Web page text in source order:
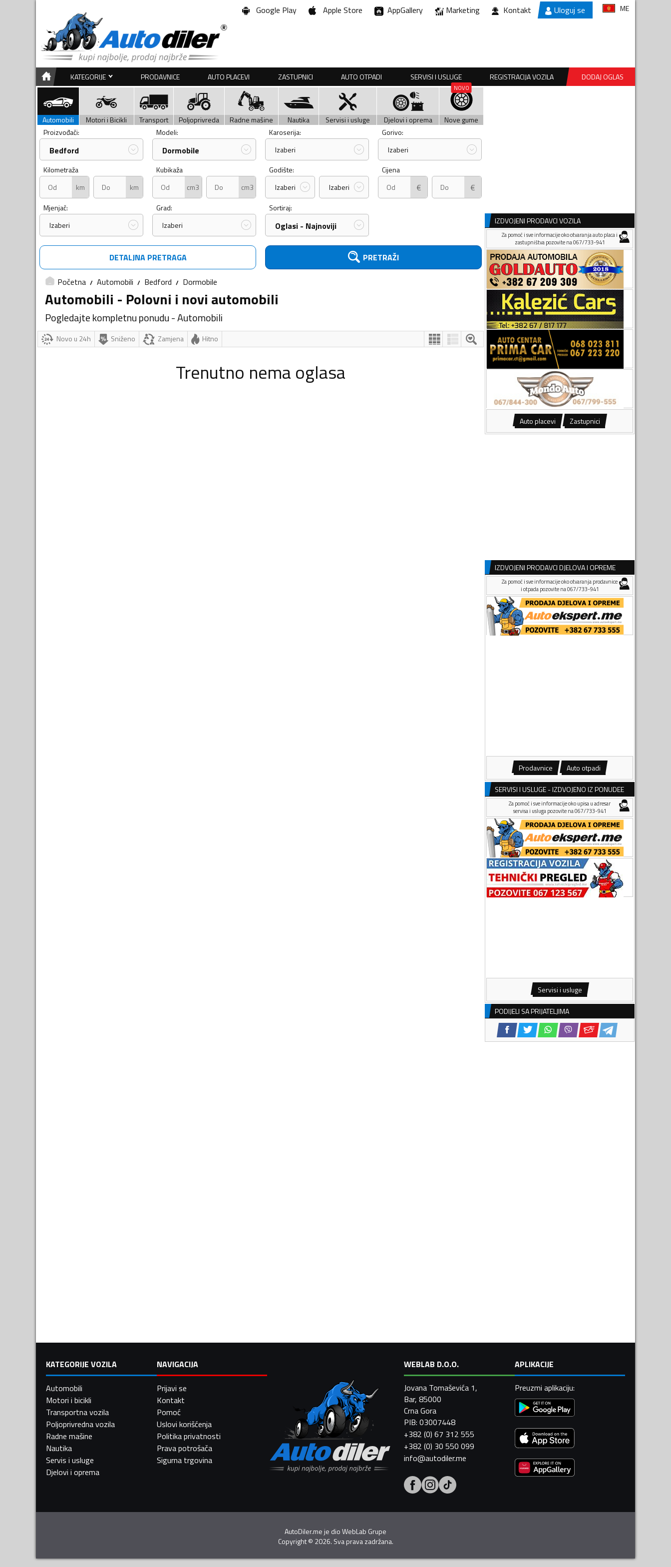
Google Play Apple Store AppGallery Marketing Kontakt Uloguj se ME
KATEGORIJE PRODAVNICE AUTO PLACEVI ZASTUPNICI AUTO OTPADI SERVISI I USLUGE REGISTRACIJA VOZILA DODAJ OGLAS
Automobili Motori i Bicikli Transport Poljoprivreda Radne mašine Nautika Servisi i usluge Djelovi i oprema
Nove gume
Proizvođači:
Bedford
Modeli:
Dormobile
Karoserija:
Izaberi
Gorivo:
Izaberi
Kilometraža
km
km
Kubikaža
cm3
cm3
Godište:
Izaberi
Izaberi
Cijena
€ €
Mjenjač:
Izaberi
Grad:
Izaberi
Sortiraj:
Oglasi - Najnoviji
DETALJNA PRETRAGA PRETRAŽI
Početna Automobili Bedford Dormobile
Automobili - Polovni i novi automobili
Pogledajte kompletnu ponudu - Automobili
Novo u 24h Sniženo Zamjena Hitno
Trenutno nema oglasa
IZDVOJENI PRODAVCI VOZILA
Za pomoć i sve informacije oko otvaranja auto placa i
zastupništva pozovite na 067/733-941
Auto placevi Zastupnici
IZDVOJENI PRODAVCI DJELOVA I OPREME
Za pomoć i sve informacije oko otvaranja prodavnice
i otpada pozovite na 067/733-941
Prodavnice Auto otpadi
SERVISI I USLUGE - IZDVOJENO IZ PONUDEE
Za pomoć i sve informacije oko upisa u adresar
servisa i usluga pozovite na 067/733-941
Servisi i usluge
PODIJELI SA PRIJATELJIMA
KATEGORIJE VOZILA
Automobili
Motori i bicikli
Transportna vozila
Poljoprivredna vozila
Radne mašine
Nautika
Servis i usluge
Djelovi i oprema
NAVIGACIJA
Prijavi se
Kontakt
Pomoć
Uslovi korišćenja
Politika privatnosti
Prava potrošača
Sigurna trgovina
WEBLAB D.O.O.
Jovana Tomaševića 1,
Bar, 85000
Crna Gora
PIB: 03007448
+382 (0) 67 312 555
+382 (0) 30 550 099
info@autodiler.me
APLIKACIJE
Preuzmi aplikaciju:
AutoDiler.me je dioWebLab Grupe
Copyright© 2026. Sva prava zadržana.